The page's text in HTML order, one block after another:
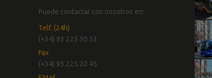
Puede contactar con nosotros en:
Telf. (24h)
(+34) 93 225 30 53
Fax
(+34) 93 225 20 45